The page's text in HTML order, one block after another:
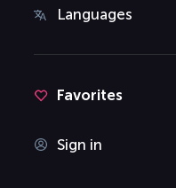
Languages
Favorites
Sign in